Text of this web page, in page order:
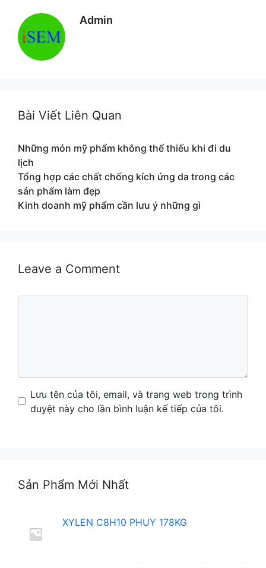
Admin
Bài Viết Liên Quan
Những món mỹ phẩm không thể thiếu khi đi du
lịch
Tổng hợp các chất chống kích ứng da trong các
sản phẩm làm đẹp
Kinh doanh mỹ phẩm cần lưu ý những gì
Leave a Comment
Name
Email
Website
Lưu tên của tôi, email, và trang web trong trình
duyệt này cho lần bình luận kế tiếp của tôi.
Sản Phẩm Mới Nhất
XYLEN C8H10 PHUY 178KG